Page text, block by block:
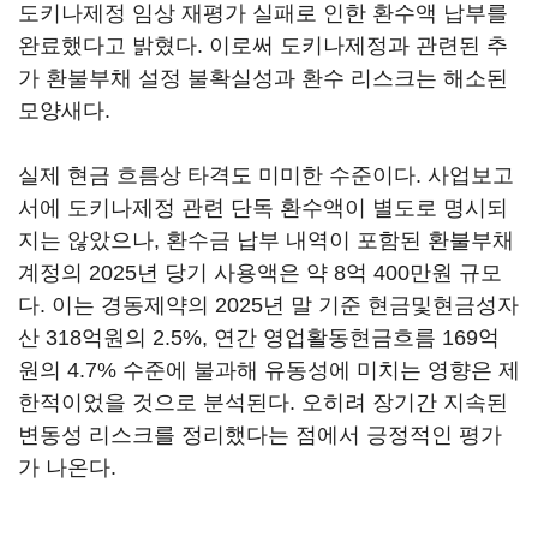
도키나제정 임상 재평가 실패로 인한 환수액 납부를
완료했다고 밝혔다. 이로써 도키나제정과 관련된 추
가 환불부채 설정 불확실성과 환수 리스크는 해소된
모양새다.
실제 현금 흐름상 타격도 미미한 수준이다. 사업보고
서에 도키나제정 관련 단독 환수액이 별도로 명시되
지는 않았으나, 환수금 납부 내역이 포함된 환불부채
계정의 2025년 당기 사용액은 약 8억 400만원 규모
다. 이는 경동제약의 2025년 말 기준 현금및현금성자
산 318억원의 2.5%, 연간 영업활동현금흐름 169억
원의 4.7% 수준에 불과해 유동성에 미치는 영향은 제
한적이었을 것으로 분석된다. 오히려 장기간 지속된
변동성 리스크를 정리했다는 점에서 긍정적인 평가
가 나온다.